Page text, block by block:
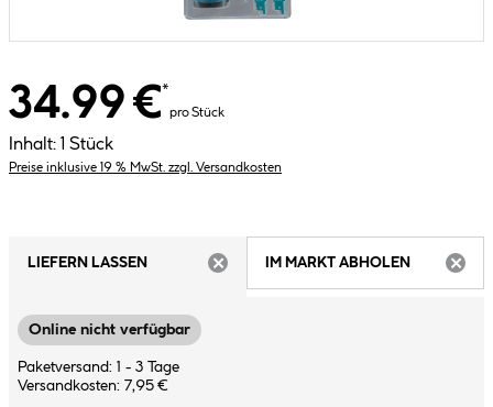
34.99 €*
pro Stück
Inhalt: 1 Stück
Preise inklusive 19 % MwSt. zzgl. Versandkosten
LIEFERN LASSEN
IM MARKT ABHOLEN
Online nicht verfügbar
Paketversand: 1 - 3 Tage
Versandkosten: 7,95 €